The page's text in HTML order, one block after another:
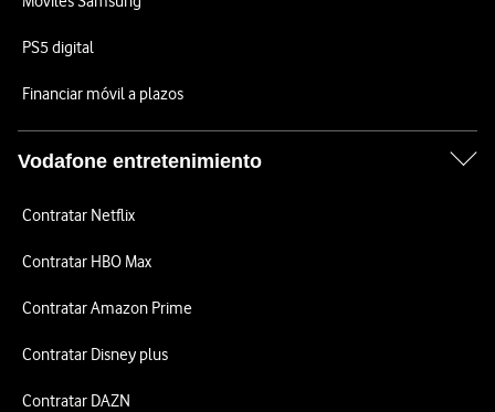
PS5 digital
Financiar móvil a plazos
Vodafone entretenimiento
Contratar Netflix
Contratar HBO Max
Contratar Amazon Prime
Contratar Disney plus
Contratar DAZN